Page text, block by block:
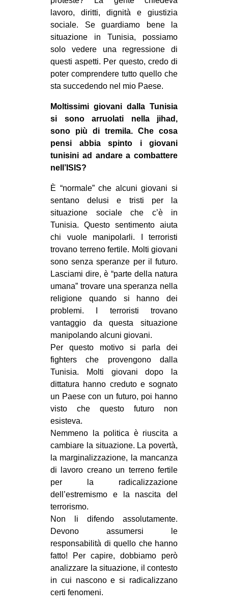
lavoro, diritti, dignità e giustizia
sociale. Se guardiamo bene la
situazione in Tunisia, possiamo
solo vedere una regressione di
questi aspetti. Per questo, credo di
poter comprendere tutto quello che
sta succedendo nel mio Paese.
Moltissimi giovani dalla Tunisia
si sono arruolati nella jihad,
sono più di tremila. Che cosa
pensi abbia spinto i giovani
tunisini ad andare a combattere
nell’ISIS?
È “normale” che alcuni giovani si
sentano delusi e tristi per la
situazione sociale che c’è in
Tunisia. Questo sentimento aiuta
chi vuole manipolarli. I terroristi
trovano terreno fertile. Molti giovani
sono senza speranze per il futuro.
Lasciami dire, è “parte della natura
umana” trovare una speranza nella
religione quando si hanno dei
problemi. I terroristi trovano
vantaggio da questa situazione
manipolando alcuni giovani.
Per questo motivo si parla dei
fighters che provengono dalla
Tunisia. Molti giovani dopo la
dittatura hanno creduto e sognato
un Paese con un futuro, poi hanno
visto che questo futuro non
esisteva.
Nemmeno la politica è riuscita a
cambiare la situazione. La povertà,
la marginalizzazione, la mancanza
di lavoro creano un terreno fertile
per la radicalizzazione
dell’estremismo e la nascita del
terrorismo.
Non li difendo assolutamente.
Devono assumersi le
responsabilità di quello che hanno
fatto! Per capire, dobbiamo però
analizzare la situazione, il contesto
in cui nascono e si radicalizzano
certi fenomeni.